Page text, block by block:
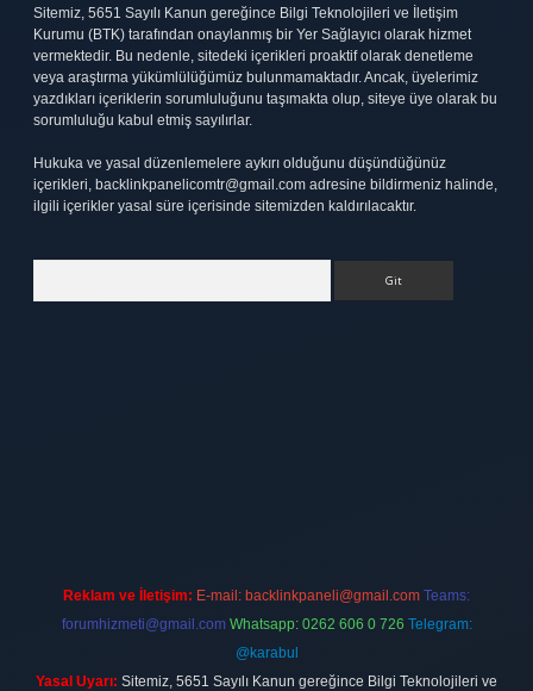
Sitemiz, 5651 Sayılı Kanun gereğince Bilgi Teknolojileri ve İletişim
Kurumu (BTK) tarafından onaylanmış bir Yer Sağlayıcı olarak hizmet
vermektedir. Bu nedenle, sitedeki içerikleri proaktif olarak denetleme
veya araştırma yükümlülüğümüz bulunmamaktadır. Ancak, üyelerimiz
yazdıkları içeriklerin sorumluluğunu taşımakta olup, siteye üye olarak bu
sorumluluğu kabul etmiş sayılırlar.
Hukuka ve yasal düzenlemelere aykırı olduğunu düşündüğünüz
içerikleri, backlinkpanelicomtr@gmail.com adresine bildirmeniz halinde,
ilgili içerikler yasal süre içerisinde sitemizden kaldırılacaktır.
Reklam ve İletişim: E-mail: backlinkpaneli@gmail.com Teams:
forumhizmeti@gmail.com Whatsapp: 0262 606 0 726 Telegram:
@karabul
Yasal Uyarı: Sitemiz, 5651 Sayılı Kanun gereğince Bilgi Teknolojileri ve